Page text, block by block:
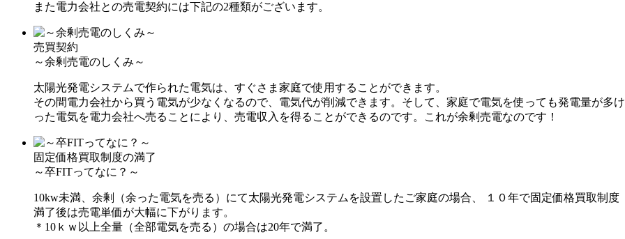
また電力会社との売電契約には下記の2種類がございます。
売買契約
～余剰売電のしくみ～
太陽光発電システムで作られた電気は、すぐさま家庭で使用することができます。
その間電力会社から買う電気が少なくなるので、電気代が削減できます。そして、家庭で電気を使っても発電量が多
った電気を電力会社へ売ることにより、売電収入を得ることができるのです。これが余剰売電なのです！
固定価格買取制度の満了
～卒FITってなに？～
10kw未満、余剰（余った電気を売る）にて太陽光発電システムを設置したご家庭の場合、 １０年で固定価格買取制
満了後は売電単価が大幅に下がります。
＊10ｋｗ以上全量（全部電気を売る）の場合は20年で満了。